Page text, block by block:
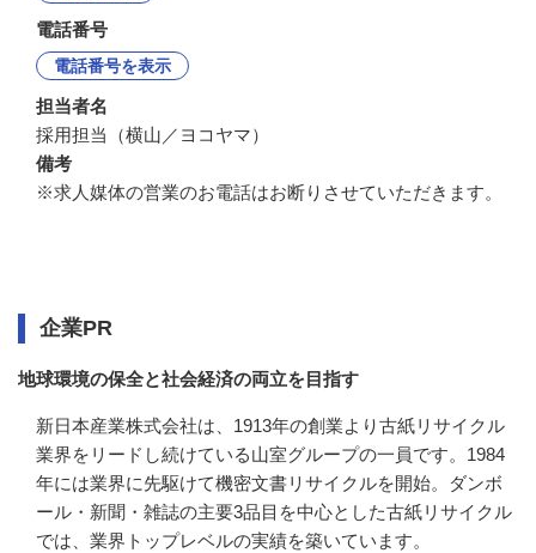
電話番号
電話番号を表示
担当者名
採用担当（横山／ヨコヤマ）
備考
※求人媒体の営業のお電話はお断りさせていただきます。
企業PR
地球環境の保全と社会経済の両立を目指す
新日本産業株式会社は、1913年の創業より古紙リサイクル
業界をリードし続けている山室グループの一員です。1984
年には業界に先駆けて機密文書リサイクルを開始。ダンボ
ール・新聞・雑誌の主要3品目を中心とした古紙リサイクル
では、業界トップレベルの実績を築いています。